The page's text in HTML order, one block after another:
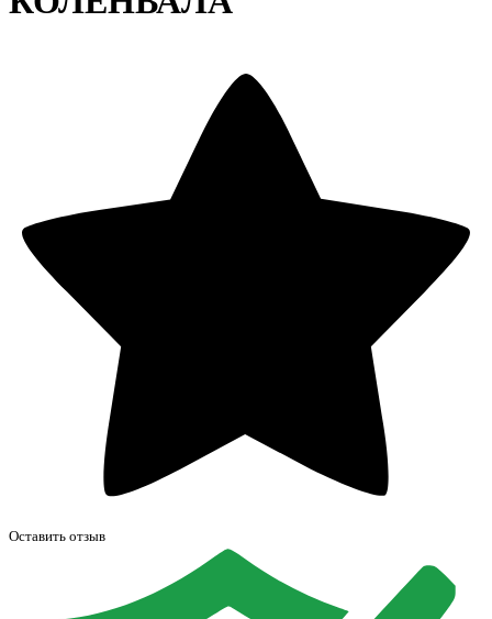
Оставить отзыв